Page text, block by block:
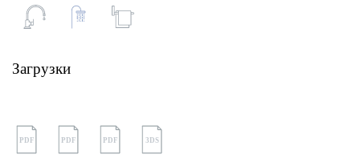
Загрузки
PDF PDF PDF 3DS